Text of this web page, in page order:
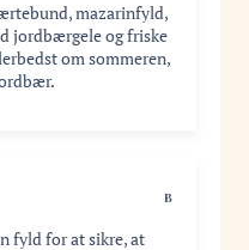
mazarinfyld,
jordbærgele og friske
om sommeren,
B
fyld for at sikre, at